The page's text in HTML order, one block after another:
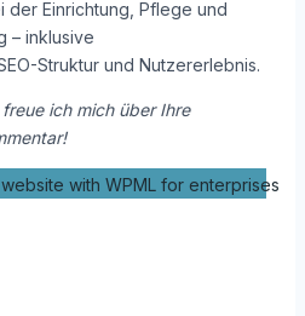
Einrichtung, Pflege und
– inklusive
Struktur und Nutzererlebnis.
ich mich über Ihre